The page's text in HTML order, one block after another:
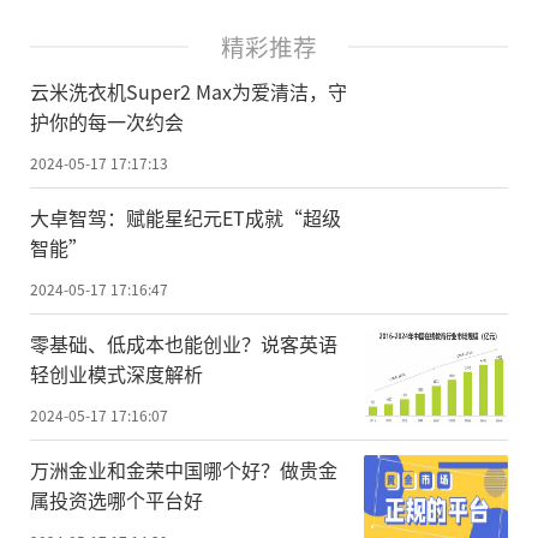
精彩推荐
云米洗衣机Super2 Max为爱清洁，守
护你的每一次约会
2024-05-17 17:17:13
大卓智驾：赋能星纪元ET成就“超级
智能”
2024-05-17 17:16:47
零基础、低成本也能创业？说客英语
轻创业模式深度解析
2024-05-17 17:16:07
万洲金业和金荣中国哪个好？做贵金
属投资选哪个平台好